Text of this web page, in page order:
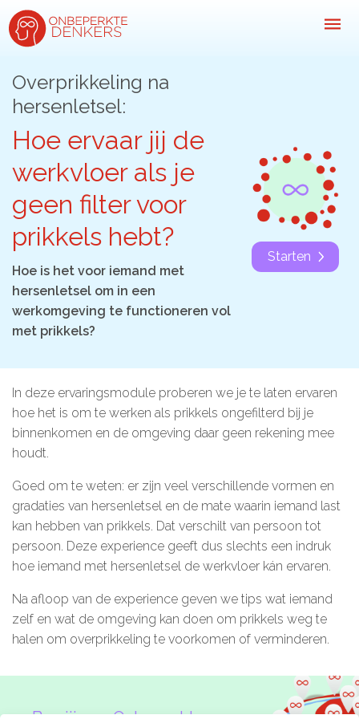
Inspiratie
Kijk-, lees- & luistertips
Mini- docu’s
Ode galerij
Podcasts: serie open gesprekken
Inspirerende praktijkverhalen
Kom in actie
Ontwikkeltraject Onbeperkt Talent
Breng een ODE!
De Teamaanpak
De Escaperoom
Bekijk volledig overzicht
Sluit je ook aan
Overprikkeling na
hersenletsel:
Hoe ervaar jij de
werkvloer als je
geen filter voor
prikkels hebt?
Hoe is het voor iemand met
hersenletsel om in een
werkomgeving te functioneren vol
met prikkels?
Starten
In deze ervaringsmodule proberen we je te laten ervaren
hoe het is om te werken als prikkels ongefilterd bij je
binnenkomen en de omgeving daar geen rekening mee
houdt.
Goed om te weten: er zijn veel verschillende vormen en
gradaties van hersenletsel en de mate waarin iemand last
kan hebben van prikkels. Dat verschilt van persoon tot
persoon. Deze experience geeft dus slechts een indruk
hoe iemand met hersenletsel de werkvloer kán ervaren.
Na afloop van de experience geven we tips wat iemand
zelf en wat de omgeving kan doen om prikkels weg te
halen om overprikkeling te voorkomen of verminderen.